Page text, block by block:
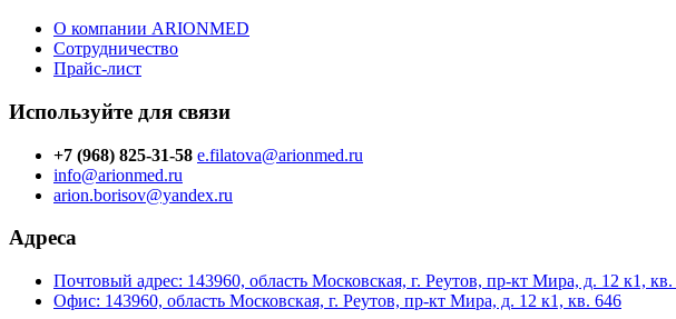
О компании ARIONMED
Сотрудничество
Прайс-лист
Используйте для связи
+7 (968) 825-31-58 e.filatova@arionmed.ru
info@arionmed.ru
arion.borisov@yandex.ru
Адреса
Почтовый адрес: 143960, область Московская, г. Реутов, пр-кт Мира, д. 12 к1, кв.
Офис: 143960, область Московская, г. Реутов, пр-кт Мира, д. 12 к1, кв. 646